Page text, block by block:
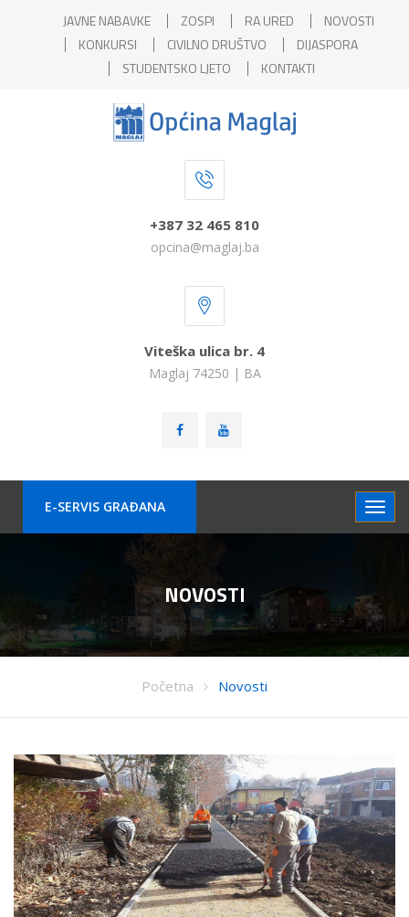
JAVNE NABAVKE ZOSPI RA URED
NOVOSTI
KONKURSI
CIVILNO DRUŠTVO
DIJASPORA
STUDENTSKO LJETO
KONTAKTI
+387 32 465 810
opcina@maglaj.ba
Viteška ulica br. 4
Maglaj 74250 | BA
E-SERVIS GRAÐANA
NOVOSTI
Početna Novosti